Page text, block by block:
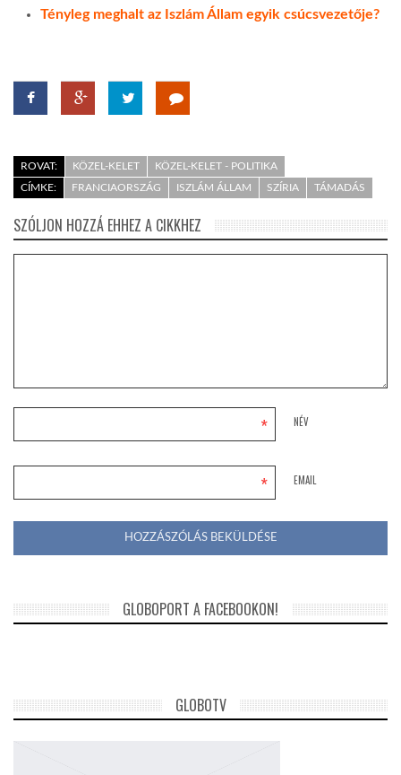
Tényleg meghalt az Iszlám Állam egyik csúcsvezetője?
ROVAT: KÖZEL-KELET
KÖZEL-KELET - POLITIKA
CÍMKE:
FRANCIAORSZÁG ISZLÁM ÁLLAM SZÍRIA TÁMADÁS
SZÓLJON HOZZÁ EHHEZ A CIKKHEZ
NÉV
*
EMAIL
*
GLOBOPORT A FACEBOOKON!
GLOBOTV